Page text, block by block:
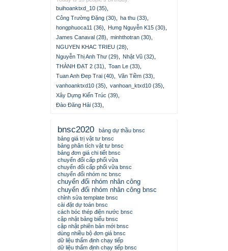
buihoanktxd_10 (35)
Công Trường Đặng (30)
ha thu (33)
hongphuoca11 (36)
Hưng Nguyễn K15 (30)
James Canaval (28)
minhthotran (30)
NGUYEN KHAC TRIEU (28)
Nguyễn Thị Anh Thư (29)
Nhật Vũ (32)
THÀNH ĐẠT 2 (31)
Toan Le (33)
Tuan Anh Đep Trai (40)
Văn Tiềm (33)
vanhoanktxd10 (35)
vanhoan_ktxd10 (35)
Xây Dựng Kiến Trúc (39)
Đào Đăng Hải (33)
bnsc2020
bảng dự thầu bnsc
bảng giá trị vật tư bnsc
bảng phân tích vật tư bnsc
bảng đơn giá chi tiết bnsc
chuyển đổi cấp phối vữa
chuyển đổi cấp phối vữa bnsc
chuyển đổi nhóm nc bnsc
chuyển đổi nhóm nhân công
chuyển đổi nhóm nhân công bnsc
chỉnh sửa template bnsc
cài đặt dự toán bnsc
cách bóc thép điện nước bnsc
cập nhật bảng biểu bnsc
cập nhật phiên bản mới bnsc
dùng nhiều bộ đơn giá bnsc
dữ liệu thẩm định chạy tiếp
dữ liệu thẩm định chạy tiếp bnsc